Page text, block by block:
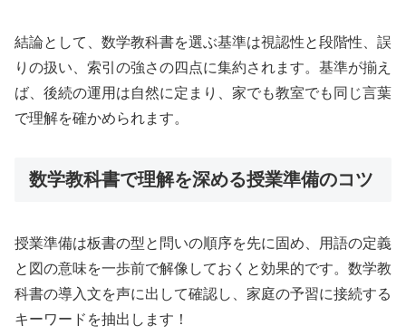
結論として、数学教科書を選ぶ基準は視認性と段階性、誤
りの扱い、索引の強さの四点に集約されます。基準が揃え
ば、後続の運用は自然に定まり、家でも教室でも同じ言葉
で理解を確かめられます。
数学教科書で理解を深める授業準備のコツ
授業準備は板書の型と問いの順序を先に固め、用語の定義
と図の意味を一歩前で解像しておくと効果的です。数学教
科書の導入文を声に出して確認し、家庭の予習に接続する
キーワードを抽出します！